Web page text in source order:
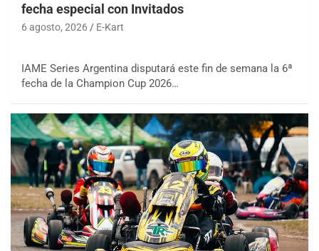
fecha especial con Invitados
6 agosto, 2026 E-Kart
IAME Series Argentina disputará este fin de semana la 6ª
fecha de la Champion Cup 2026…